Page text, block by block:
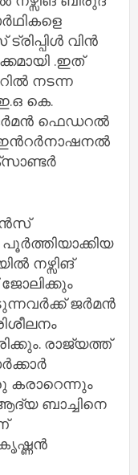
വിന്‍
.ഇത്
നടന്ന
കെ.
ഫെഡറൽ
നഴ്സിങ്
ജർമന്‍
രാജ്യത്ത്
കരാറെന്നും
ബാച്ചിനെ